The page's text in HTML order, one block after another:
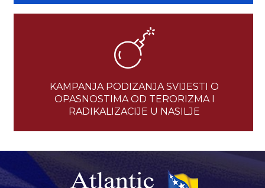
KAMPANJA PODIZANJA SVIJESTI O
OPASNOSTIMA OD TERORIZMA I
RADIKALIZACIJE U NASILJE